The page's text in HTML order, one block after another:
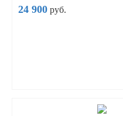
24 900 руб.